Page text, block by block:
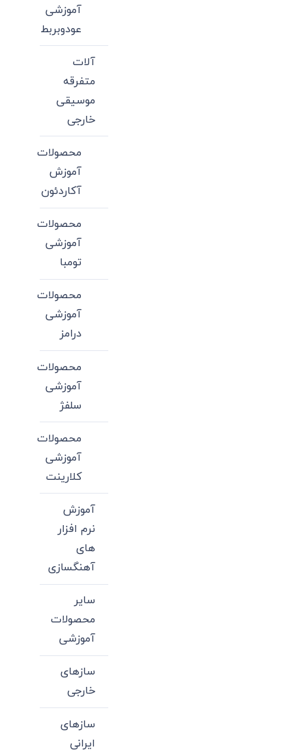
آموزشی
عودوبربط
آلات
متفرقه
موسیقی
خارجی
محصولات
آموزش
آکاردئون
محصولات
آموزشی
تومبا
محصولات
آموزشی
درامز
محصولات
آموزشی
سلفژ
محصولات
آموزشی
کلارینت
آموزش
نرم افزار
های
آهنگسازی
سایر
محصولات
آموزشی
سازهای
خارجی
سازهای
ایرانی